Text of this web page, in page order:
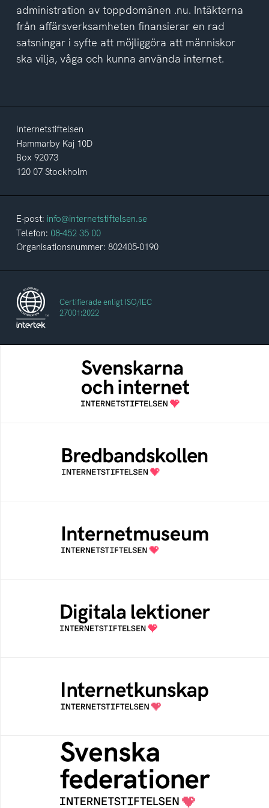
administration av toppdomänen .nu. Intäkterna
från affärsverksamheten finansierar en rad
satsningar i syfte att möjliggöra att människor
ska vilja, våga och kunna använda internet.
Internetstiftelsen
Hammarby Kaj 10D
Box 92073
120 07 Stockholm
E-post: info@internetstiftelsen.se
Telefon: 08-452 35 00
Organisationsnummer: 802405-0190
Certifierade enligt ISO/IEC
27001:2022
Svenskarna och internet
En årlig studie av svenska folkets
internetvanor
Bredbandskollen är ett oberoende
konsumentverktyg som drivs av
Internetstiftelsen
Ett digitalt museum som byggts, och kureras
av Internetstiftelsen
Öppen digital lärresurs med färdiga lektioner
för alla stadier i grundskolan
Samlad kunskap som hjälper dig att bli en
säker och medveten internetanvändare
Svenska federationer
Grunden för medlemskap i en sektors- eller
kontextspecifik federation